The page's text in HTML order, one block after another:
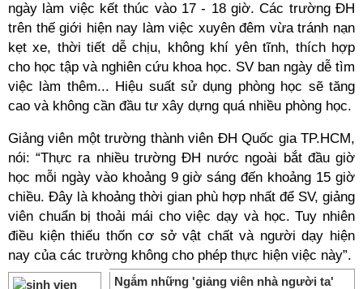
ngày làm việc kết thúc vào 17 - 18 giờ. Các trường ĐH
trên thế giới hiện nay làm việc xuyên đêm vừa tránh nạn
kẹt xe, thời tiết dễ chịu, không khí yên tĩnh, thích hợp
cho học tập và nghiên cứu khoa học. SV ban ngày dễ tìm
việc làm thêm... Hiệu suất sử dụng phòng học sẽ tăng
cao và không cần đầu tư xây dựng quá nhiều phòng học.
Giảng viên một trường thành viên ĐH Quốc gia TP.HCM,
nói: “Thực ra nhiều trường ĐH nước ngoài bắt đầu giờ
học mỗi ngày vào khoảng 9 giờ sáng đến khoảng 15 giờ
chiều. Đây là khoảng thời gian phù hợp nhất để SV, giảng
viên chuẩn bị thoải mái cho việc dạy và học. Tuy nhiên
điều kiện thiếu thốn cơ sở vật chất và người dạy hiện
nay của các trường không cho phép thực hiện việc này”.
Ngắm những 'giảng viên nhà người ta'